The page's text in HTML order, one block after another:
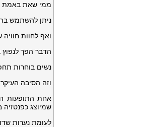
ממי שאת באמת
ניתן להשתמש
ואף לחוות
הדבר הפך לנפוץ
נשים בוחרות
וזה הסיבה
אחת התופעות
שמיוצג כפנטזיה
לעומת נערות